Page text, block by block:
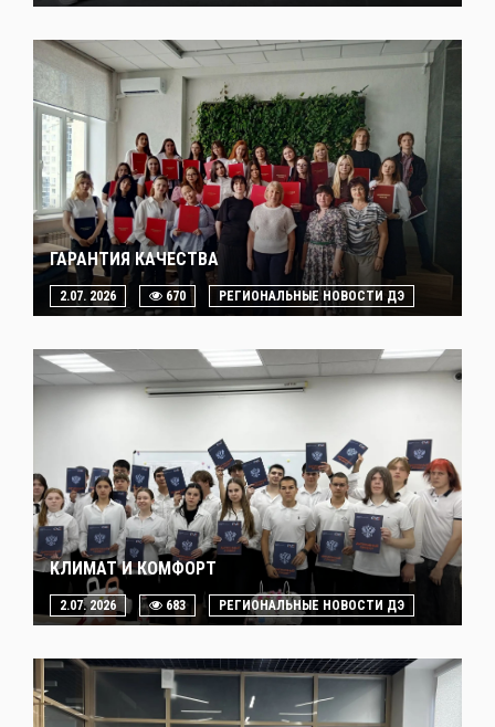
ГАРАНТИЯ КАЧЕСТВА
2.07. 2026 670 РЕГИОНАЛЬНЫЕ НОВОСТИ ДЭ
КЛИМАТ И КОМФОРТ
2.07. 2026 683 РЕГИОНАЛЬНЫЕ НОВОСТИ ДЭ